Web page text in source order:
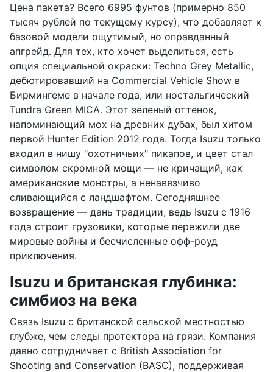
Цена пакета? Всего 6995 фунтов (примерно 850
тысяч рублей по текущему курсу), что добавляет к
базовой модели ощутимый, но оправданный
апгрейд. Для тех, кто хочет выделиться, есть
опция специальной окраски: Techno Grey Metallic,
дебютировавший на Commercial Vehicle Show в
Бирмингеме в начале года, или ностальгический
Tundra Green MICA. Этот зеленый оттенок,
напоминающий мох на древних дубах, был хитом
первой Hunter Edition 2012 года. Тогда Isuzu только
входил в нишу "охотничьих" пикапов, и цвет стал
символом скромной мощи — не кричащий, как
американские монстры, а ненавязчиво
сливающийся с ландшафтом. Сегодняшнее
возвращение — дань традиции, ведь Isuzu с 1916
года строит грузовики, которые пережили две
мировые войны и бесчисленные офф-роуд
приключения.
Isuzu и британская глубинка:
симбиоз на века
Связь Isuzu с британской сельской местностью
глубже, чем следы протектора на грязи. Компания
давно сотрудничает с British Association for
Shooting and Conservation (BASC), поддерживая